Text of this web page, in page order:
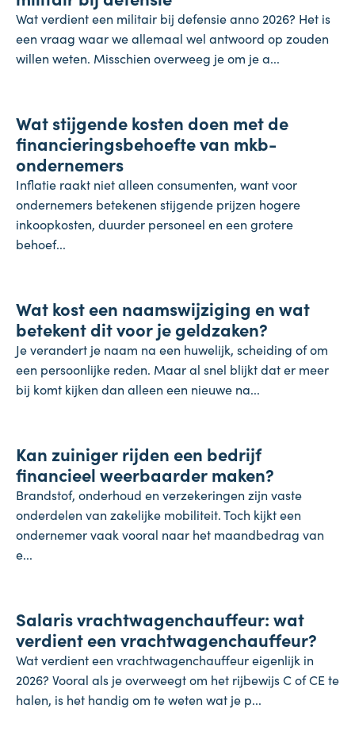
Wat verdient een militair bij defensie anno 2026? Het is
een vraag waar we allemaal wel antwoord op zouden
willen weten. Misschien overweeg je om je a...
4 augustus 2026
Wat stijgende kosten doen met de
financieringsbehoefte van mkb-
ondernemers
Inflatie raakt niet alleen consumenten, want voor
ondernemers betekenen stijgende prijzen hogere
inkoopkosten, duurder personeel en een grotere
behoef...
31 juli 2026
Wat kost een naamswijziging en wat
betekent dit voor je geldzaken?
Je verandert je naam na een huwelijk, scheiding of om
een persoonlijke reden. Maar al snel blijkt dat er meer
bij komt kijken dan alleen een nieuwe na...
28 juli 2026
Kan zuiniger rijden een bedrijf
financieel weerbaarder maken?
Brandstof, onderhoud en verzekeringen zijn vaste
onderdelen van zakelijke mobiliteit. Toch kijkt een
ondernemer vaak vooral naar het maandbedrag van
e...
27 juli 2026
Salaris vrachtwagenchauffeur: wat
verdient een vrachtwagenchauffeur?
Wat verdient een vrachtwagenchauffeur eigenlijk in
2026? Vooral als je overweegt om het rijbewijs C of CE te
halen, is het handig om te weten wat je p...